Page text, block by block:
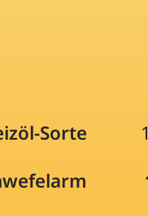
Sorte